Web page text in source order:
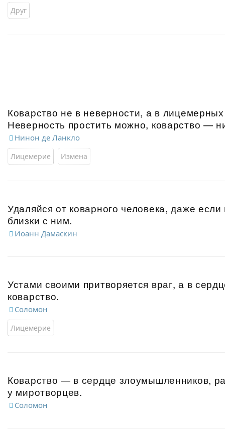
Друг
Коварство не в неверности, а в
Неверность простить можно, коварство —
Нинон де Ланкло
Лицемерие Измена
Удаляйся от коварного человека, даже
близки с ним.
Иоанн Дамаскин
Устами своими притворяется враг, а в
коварство.
Соломон
Лицемерие
Коварство — в сердце злоумышленников,
у миротворцев.
Соломон